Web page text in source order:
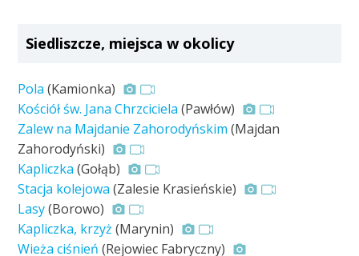
Siedliszcze, miejsca w okolicy
Pola (Kamionka)
Kościół św. Jana Chrzciciela (Pawłów)
Zalew na Majdanie Zahorodyńskim (Majdan
Zahorodyński)
Kapliczka (Gołąb)
Stacja kolejowa (Zalesie Krasieńskie)
Lasy(Borowo)
Kapliczka, krzyż (Marynin)
Wieża ciśnień (Rejowiec Fabryczny)